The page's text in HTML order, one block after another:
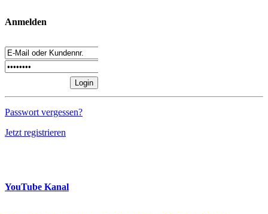
Anmelden
Passwort vergessen?
Jetzt registrieren
YouTube Kanal